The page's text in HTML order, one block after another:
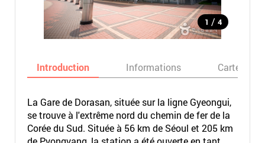
1 / 4
Introduction Informations Carte
La Gare de Dorasan, située sur la ligne Gyeongui,
se trouve à l'extrême nord du chemin de fer de la
Corée du Sud. Située à 56 km de Séoul et 205 km